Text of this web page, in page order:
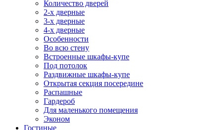
Количество дверей
2-х дверные
3-х дверные
4-х дверные
Особенности
Во всю стену
Встроенные шкафы-купе
Под потолок
Раздвижные шкафы-купе
Открытая секция посередине
Распашные
Гардероб
Для маленького помещения
Эконом
Гостиные